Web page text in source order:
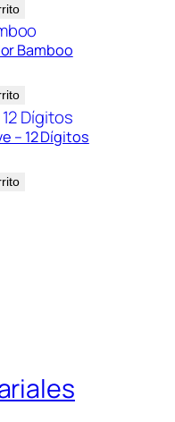
Bamboo
– 12 Dígitos